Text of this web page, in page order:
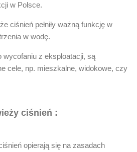
w Polsce.
ciśnień pełniły ważną funkcję w
w wodę.
wycofaniu z eksploatacji, są
cele, np. mieszkalne, widokowe, czy
ciśnień :
opierają się na zasadach